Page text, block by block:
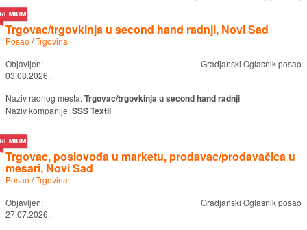
Trgovac/trgovkinja u second hand radnji, Novi Sad
Posao /Trgovina
Gradjanski Oglasnik posao
Objavljen:
03.08.2026.
Naziv radnog mesta:Trgovac/trgovkinja u second hand radnji
Naziv kompanije:SSS Textil
Trgovac, poslovođa u marketu, prodavac/prodavačica u
mesari, Novi Sad
Posao /Trgovina
Gradjanski Oglasnik posao
Objavljen:
27.07.2026.